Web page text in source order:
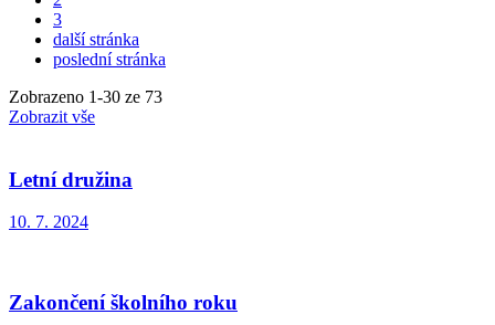
3
další stránka
poslední stránka
Zobrazeno 1-30 ze 73
Zobrazit vše
Letní družina
10. 7. 2024
Zakončení školního roku